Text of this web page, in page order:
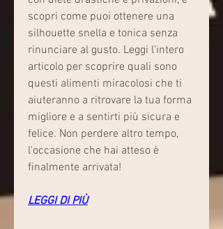
scopri come puoi ottenere una
silhouette snella e tonica senza
rinunciare al gusto. Leggi l'intero
articolo per scoprire quali sono
questi alimenti miracolosi che ti
aiuteranno a ritrovare la tua forma
migliore e a sentirti più sicura e
felice. Non perdere altro tempo,
l'occasione che hai atteso è
finalmente arrivata!
LEGGI DI PIÙ